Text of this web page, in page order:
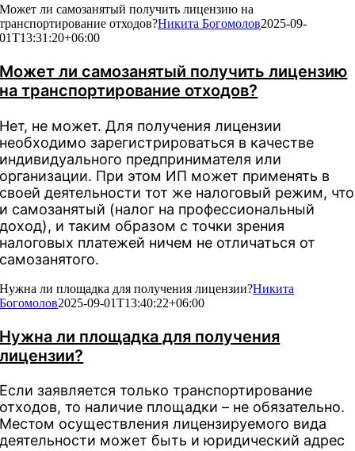
Может ли самозанятый получить лицензию на
транспортирование отходов?Никита Богомолов2025-09-
01T13:31:20+06:00
Может ли самозанятый получить лицензию
на транспортирование отходов?
Нет, не может. Для получения лицензии
необходимо зарегистрироваться в качестве
индивидуального предпринимателя или
организации. При этом ИП может применять в
своей деятельности тот же налоговый режим, что
и самозанятый (налог на профессиональный
доход), и таким образом с точки зрения
налоговых платежей ничем не отличаться от
самозанятого.
Нужна ли площадка для получения лицензии?Никита
Богомолов2025-09-01T13:40:22+06:00
Нужна ли площадка для получения
лицензии?
Если заявляется только транспортирование
отходов, то наличие площадки – не обязательно.
Местом осуществления лицензируемого вида
деятельности может быть и юридический адрес